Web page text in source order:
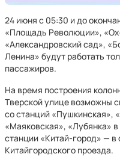
24 июня с 05:30 и до
«Площадь Революции»,
«Александровский сад»,
Ленина» будут работать
пассажиров.
На время построения
Тверской улице возможны
со станций «Пушкинская»,
«Маяковская», «Лубянка»
станции «Китай-город» — в
Китайгородского проезда.